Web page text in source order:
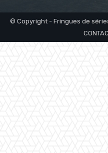
© Copyright - Fringues de